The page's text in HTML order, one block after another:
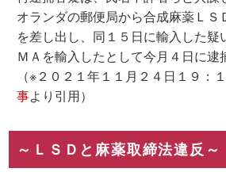
オランダの郵便局から合成麻薬ＬＳ
を差し出し、同１５日に輸入した疑
ＭＡを輸入したとして今月４日に逮
（※２０２１年１１月２４日１９：
事より引用）
～ＬＳＤと麻薬取締法違反～